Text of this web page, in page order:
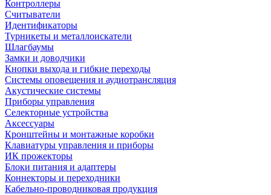
Контроллеры
Считыватели
Идентификаторы
Турникеты и металлоискатели
Шлагбаумы
Замки и доводчики
Кнопки выхода и гибкие переходы
Системы оповещения и аудиотрансляция
Акустические системы
Приборы управления
Селекторные устройства
Аксессуары
Кронштейны и монтажные коробки
Клавиатуры управления и приборы
ИК прожекторы
Блоки питания и адаптеры
Коннекторы и переходники
Кабельно-проводниковая продукция